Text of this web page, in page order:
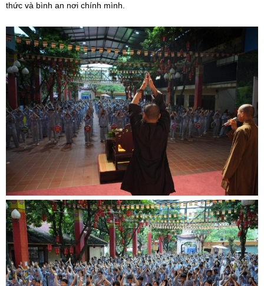
thức và bình an nơi chính mình.